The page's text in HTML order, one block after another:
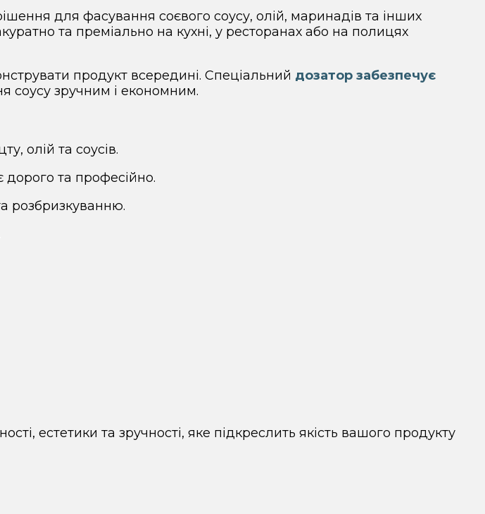
для фасування соєвого соусу, олій, маринадів та інших
та преміально на кухні, у ресторанах або на полицях
продукт всередині. Спеціальний дозатор забезпечує
соусу зручним і економним.
олій та соусів.
та професійно.
розбризкуванню.
естетики та зручності, яке підкреслить якість вашого продукту